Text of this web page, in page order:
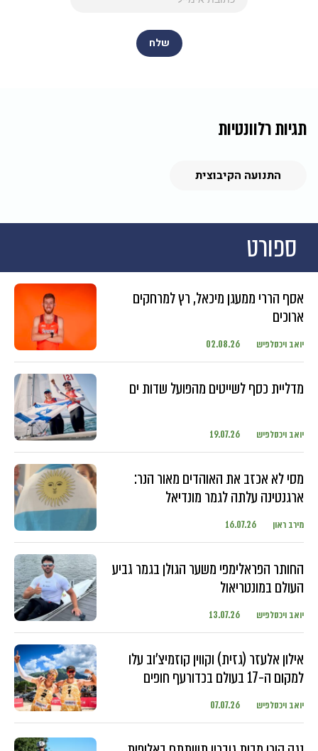
תגיות רלוונטיות
התנועה הקיבוצית
ספורט
אסף הררי ממעגן מיכאל, רץ למרחקים
ארוכים
יואב ויכסלפיש 02.08.26
מדליית כסף לשייטים מהפועל שדות ים
יואב ויכסלפיש 19.07.26
מסי לא אכזב את האוהדים מאור הנר:
ארגנטינה עלתה לגמר מונדיאל
מירב ראון 16.07.26
החותר הפראלימפי משער הגולן בגמר גביע
העולם במונטריאול
יואב ויכסלפיש 13.07.26
אילון אלעזר (גזית) וקווין קוזמיצ'וב עלו
למקום ה-17 בעולם בכדורעף חופים
יואב ויכסלפיש 07.07.26